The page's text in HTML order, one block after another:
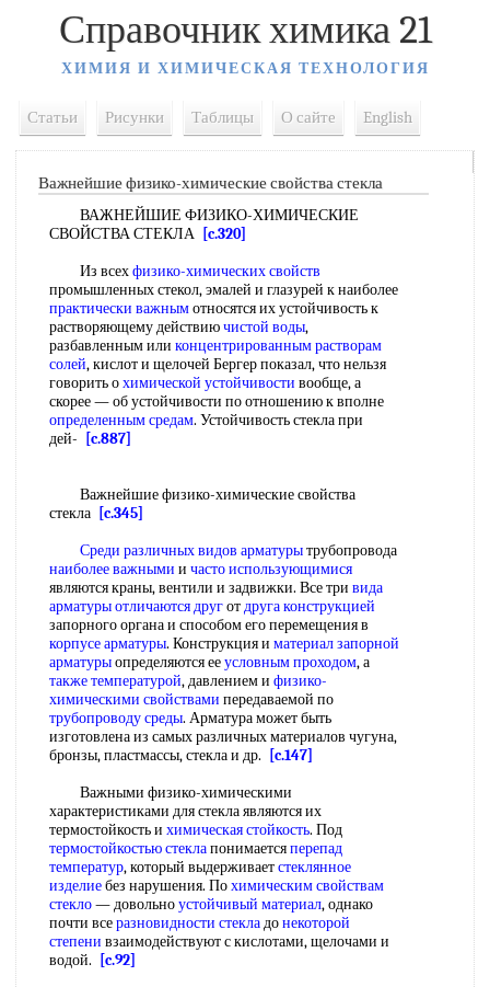
Справочник химика 21
ХИМИЯ И ХИМИЧЕСКАЯ ТЕХНОЛОГИЯ
Статьи Рисунки Таблицы О сайте English
Важнейшие физико-химические свойства стекла
ВАЖНЕЙШИЕ ФИЗИКО-ХИМИЧЕСКИЕ
СВОЙСТВА СТЕКЛА [c.320]
Из всехфизико-химических свойств
промышленных стекол, эмалей и глазурей к наиболее
практически важнымотносятся их устойчивость к
растворяющему действиючистой воды,
разбавленным или концентрированным растворам
солей, кислот и щелочей Бергер показал, что нельзя
говорить охимической устойчивости вообще, а
скорее — об устойчивости по отношению к вполне
определенным средам. Устойчивость стекла при
дей-
[c.887]
Важнейшие физико-химические свойства
стекла [c.345]
Среди различныхвидов арматурытрубопровода
наиболее важными и часто использующимися
являются краны, вентили и задвижки. Все три вида
арматурыотличаются друготдруга конструкцией
запорного органа и способом его перемещения в
корпусе арматуры. Конструкция и материал запорной
арматурыопределяются ееусловным проходом, а
также температурой, давлением и физико-
химическими свойствами передаваемой по
трубопроводу среды. Арматура может быть
изготовлена из самых различных материалов чугуна,
бронзы, пластмассы, стекла и др.
[c.147]
Важными физико-химическими
характеристиками для стекла являются их
термостойкость и химическая стойкость. Под
термостойкостью стеклапонимаетсяперепад
температур, который выдерживаетстеклянное
изделиебез нарушения. Похимическим свойствам
стекло— довольноустойчивый материал, однако
почти всеразновидности стекладонекоторой
степени взаимодействуют с кислотами, щелочами и
водой.
[c.92]